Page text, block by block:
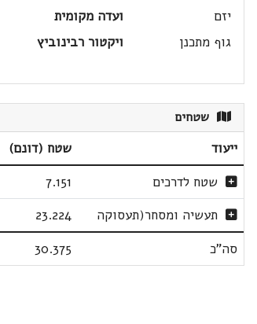
יזם
ועדה מקומית
גוף מתכנן
ויקטור רבינוביץ
שטחים
ייעוד שטח (דונם)
שטח לדרכים
7.151
תעשיה ומסחר(תעסוקה
23.224
סה"כ
30.375